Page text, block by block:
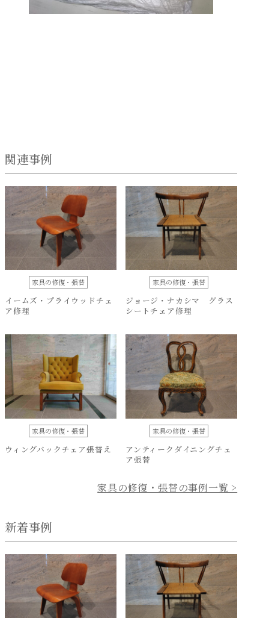
関連事例
家具の修復・張替
イームズ・プライウッドチェ
ア修理
家具の修復・張替
ジョージ・ナカシマ グラス
シートチェア修理
家具の修復・張替
ウィングバックチェア張替え
家具の修復・張替
アンティークダイニングチェ
ア張替
家具の修復・張替の事例一覧 >
新着事例